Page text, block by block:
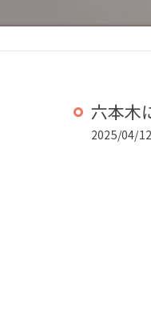
六本木
2025/04/12